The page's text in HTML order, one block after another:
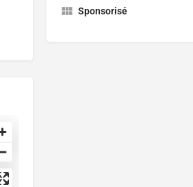
Sponsorisé